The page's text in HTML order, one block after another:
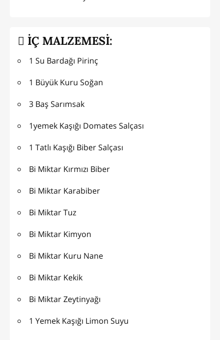
İÇ MALZEMESİ:
1 Su Bardağı Pirinç
1 Büyük Kuru Soğan
3 Baş Sarımsak
1yemek Kaşığı Domates Salçası
1 Tatlı Kaşığı Biber Salçası
Bi Miktar Kırmızı Biber
Bi Miktar Karabiber
Bi Miktar Tuz
Bi Miktar Kimyon
Bi Miktar Kuru Nane
Bi Miktar Kekik
Bi Miktar Zeytinyağı
1 Yemek Kaşığı Limon Suyu